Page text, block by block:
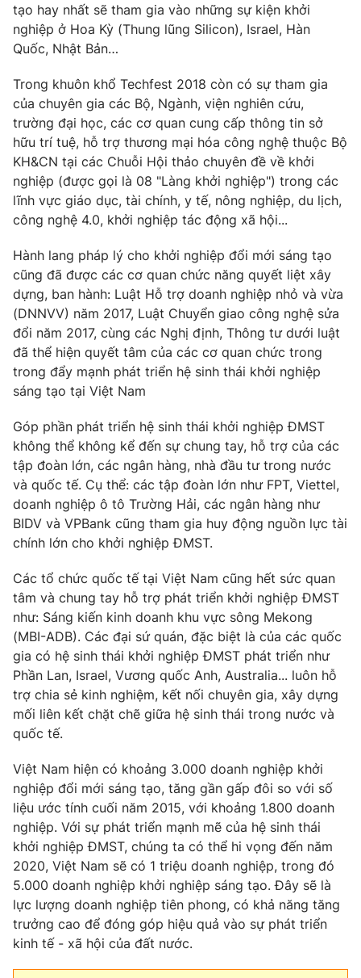
tạo hay nhất sẽ tham gia vào những sự kiện khởi
nghiệp ở Hoa Kỳ (Thung lũng Silicon), Israel, Hàn
Quốc, Nhật Bản…
Trong khuôn khổ Techfest 2018 còn có sự tham gia
của chuyên gia các Bộ, Ngành, viện nghiên cứu,
trường đại học, các cơ quan cung cấp thông tin sở
hữu trí tuệ, hỗ trợ thương mại hóa công nghệ thuộc Bộ
KH&CN tại các Chuỗi Hội thảo chuyên đề về khởi
nghiệp (được gọi là 08 "Làng khởi nghiệp") trong các
lĩnh vực giáo dục, tài chính, y tế, nông nghiệp, du lịch,
công nghệ 4.0, khởi nghiệp tác động xã hội...
Hành lang pháp lý cho khởi nghiệp đổi mới sáng tạo
cũng đã được các cơ quan chức năng quyết liệt xây
dựng, ban hành: Luật Hỗ trợ doanh nghiệp nhỏ và vừa
(DNNVV) năm 2017, Luật Chuyển giao công nghệ sửa
đổi năm 2017, cùng các Nghị định, Thông tư dưới luật
đã thể hiện quyết tâm của các cơ quan chức trong
trong đẩy mạnh phát triển hệ sinh thái khởi nghiệp
sáng tạo tại Việt Nam
Góp phần phát triển hệ sinh thái khởi nghiệp ĐMST
không thể không kể đến sự chung tay, hỗ trợ của các
tập đoàn lớn, các ngân hàng, nhà đầu tư trong nước
và quốc tế. Cụ thể: các tập đoàn lớn như FPT, Viettel,
doanh nghiệp ô tô Trường Hải, các ngân hàng như
BIDV và VPBank cũng tham gia huy động nguồn lực tài
chính lớn cho khởi nghiệp ĐMST.
Các tổ chức quốc tế tại Việt Nam cũng hết sức quan
tâm và chung tay hỗ trợ phát triển khởi nghiệp ĐMST
như: Sáng kiến kinh doanh khu vực sông Mekong
(MBI-ADB). Các đại sứ quán, đặc biệt là của các quốc
gia có hệ sinh thái khởi nghiệp ĐMST phát triển như
Phần Lan, Israel, Vương quốc Anh, Australia... luôn hỗ
trợ chia sẻ kinh nghiệm, kết nối chuyên gia, xây dựng
mối liên kết chặt chẽ giữa hệ sinh thái trong nước và
quốc tế.
Việt Nam hiện có khoảng 3.000 doanh nghiệp khởi
nghiệp đổi mới sáng tạo, tăng gần gấp đôi so với số
liệu ước tính cuối năm 2015, với khoảng 1.800 doanh
nghiệp. Với sự phát triển mạnh mẽ của hệ sinh thái
khởi nghiệp ĐMST, chúng ta có thể hi vọng đến năm
2020, Việt Nam sẽ có 1 triệu doanh nghiệp, trong đó
5.000 doanh nghiệp khởi nghiệp sáng tạo. Đây sẽ là
lực lượng doanh nghiệp tiên phong, có khả năng tăng
trưởng cao để đóng góp hiệu quả vào sự phát triển
kinh tế - xã hội của đất nước.